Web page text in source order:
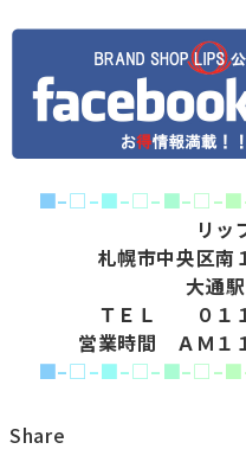
■–□–■–□–■–□–■
リッ
札幌市中央区南
大通
ＴＥＬ ０１１
営業時間 ＡＭ１
■–□–■–□–■–□–■
Share